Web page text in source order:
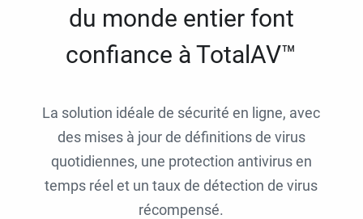
du monde entier font
confiance à TotalAV™
La solution idéale de sécurité en ligne, avec
des mises à jour de définitions de virus
quotidiennes, une protection antivirus en
temps réel et un taux de détection de virus
récompensé.